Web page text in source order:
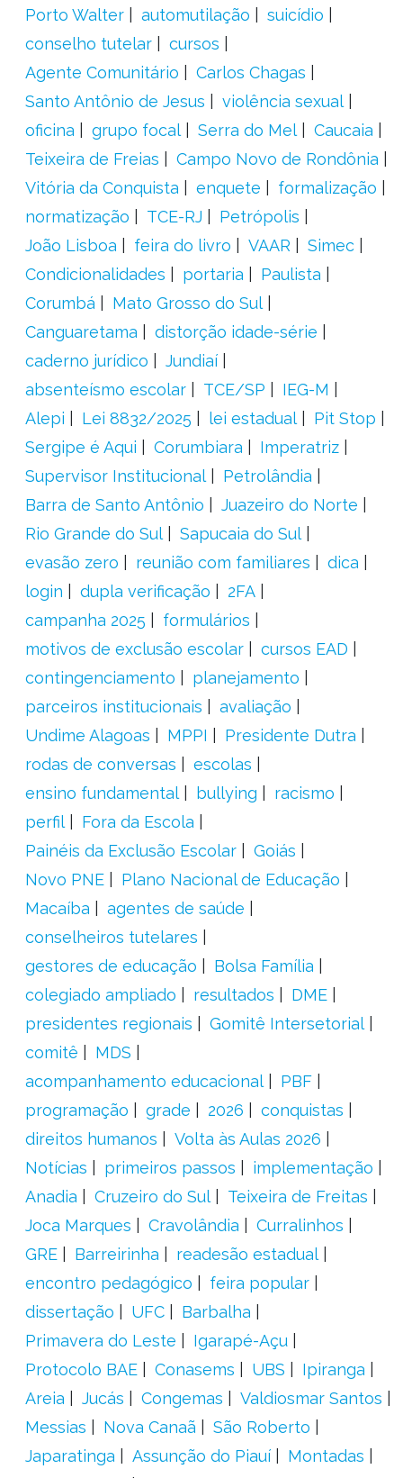
Porto Walter
automutilação
suicídio
conselho tutelar
cursos
Agente Comunitário
Carlos Chagas
Santo Antônio de Jesus
violência sexual
oficina
grupo focal Serra do Mel
Caucaia
Teixeira de Freias
Campo Novo de Rondônia
Vitória da Conquista
enquete
formalização
normatização
TCE-RJ
Petrópolis
João Lisboa
feira do livro VAAR
Simec
Condicionalidades
portaria
Paulista
Corumbá
Mato Grosso do Sul
Canguaretama
distorção idade-série
caderno jurídico
Jundiaí
absenteísmo escolar
TCE/SP
IEG-M
Alepi
Lei 8832/2025 lei estadual
Pit Stop
Sergipe é Aqui
Corumbiara
Imperatriz
Supervisor Institucional
Petrolândia
Barra de Santo Antônio
Juazeiro do Norte
Rio Grande do Sul
Sapucaia do Sul
evasão zero
reunião com familiares
dica
login
dupla verificação
2FA
campanha 2025
formulários
motivos de exclusão escolar
cursos EAD
contingenciamento
planejamento
parceiros institucionais
avaliação
Undime Alagoas
MPPI
Presidente Dutra
rodas de conversas
escolas
ensino fundamental
bullying
racismo
perfil
Fora da Escola
Painéis da Exclusão Escolar
Goiás
Novo PNE
Plano Nacional de Educação
Macaíba
agentes de saúde
conselheiros tutelares
gestores de educação
Bolsa Família
colegiado ampliado
resultados
DME
presidentes regionais
Gomitê Intersetorial
comitê
MDS
acompanhamento educacional
PBF
programação
grade 2026
conquistas
direitos humanos
Volta às Aulas 2026
Notícias
primeiros passos
implementação
Anadia
Cruzeiro do Sul
Teixeira de Freitas
Joca Marques
Cravolândia
Curralinhos
GRE
Barreirinha
readesão estadual
encontro pedagógico
feira popular
dissertação
UFC
Barbalha
Primavera do Leste
Igarapé-Açu
Protocolo BAE
Conasems UBS
Ipiranga
Areia
Jucás Congemas
Valdiosmar Santos
Messias
Nova Canaã
São Roberto
Japaratinga
Assunção do Piauí
Montadas